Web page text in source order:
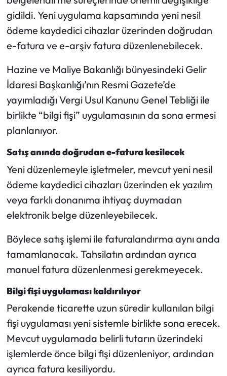
gidildi. Yeni uygulama kapsamında yeni nesil
ödeme kaydedici cihazlar üzerinden doğrudan
e-fatura ve e-arşiv fatura düzenlenebilecek.
Hazine ve Maliye Bakanlığı bünyesindeki Gelir
İdaresi Başkanlığı’nın Resmi Gazete’de
yayımladığı Vergi Usul Kanunu Genel Tebliği ile
birlikte “bilgi fişi” uygulamasının da sona ermesi
planlanıyor.
Satış anında doğrudan e-fatura kesilecek
Yeni düzenlemeyle işletmeler, mevcut yeni nesil
ödeme kaydedici cihazları üzerinden ek yazılım
veya farklı donanıma ihtiyaç duymadan
elektronik belge düzenleyebilecek.
Böylece satış işlemi ile faturalandırma aynı anda
tamamlanacak. Tahsilatın ardından ayrıca
manuel fatura düzenlenmesi gerekmeyecek.
Bilgi fişi uygulaması kaldırılıyor
Perakende ticarette uzun süredir kullanılan bilgi
fişi uygulaması yeni sistemle birlikte sona erecek.
Mevcut uygulamada belirli tutarın üzerindeki
işlemlerde önce bilgi fişi düzenleniyor, ardından
ayrıca fatura kesiliyordu.
Magazin
Mecitözü Haberleri
Oğuzlar Haberleri
Ortaköy Haberleri
Osmancık Haberleri
Otomotiv
Resmi İlan
Resmi Reklam
Siyaset
Spor
Sungurlu Haberleri
Turizm
Uğurludağ Haberleri